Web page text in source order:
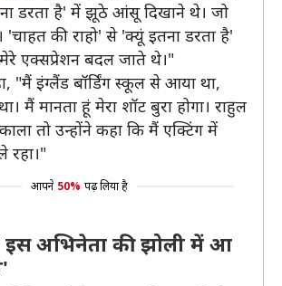
डरता है' में झूठे आंसू दिखाने थे। जो
'चाहत की राहो' से 'क्यूं इतना डरता है'
एक्सप्रेशन बदल जाते थे।"
"मैं इंग्लैंड बॉर्डिंग स्कूल से आया था,
मैं मानता हूं मेरा शॉट बुरा होगा। राहुल
तो उन्होंने कहा कि मैं एक्टिंग में
रहा।"
आपने 50% पढ़ लिया है
अभिनेता की झोली में आ